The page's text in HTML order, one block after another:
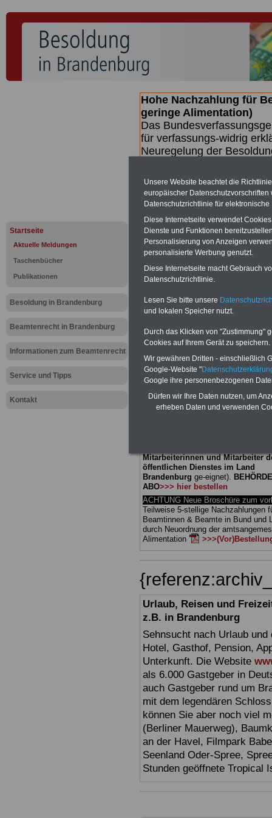
Startseite
Aktuelle Meldungen
Taschenbücher
Publikationen
Besoldung in Brandenburg
Beamtenrecht in Brandenburg
Informationen zum Beamtenrecht
Service und Tipps
Kontakt
Hohe Nachzahlung für
geringe Alimentation)
Das
für verfassungs-widrig
Neuregelung der
Nachzahlungen
Beamtezwischen mind.
SERVICE gibt hierzu
dem Beschluss des
wird (wahrscheinlich im
Broschüre.
Meldung
Lehrkräfte
25,00 Euro: Wissenswertes für
und Beamte, Beamten-
Mitarbeiterinnen und Mitarbeiter
öffentlichen Dienstes im Land
Brandenburg ge-eignet).
ABO>>> hier bestellen
ACHTUNG Neue Broschüre zum
Teilweise 5-stellige Nachzahlungen
Beamtinnen & Beamte in Bund und
durch Neuordnung der
Alimentation
Urlaub, Reisen und
z.B. in Brandenburg
Sehnsucht nach Urlaub
Hotel, Gasthof, Pension,
Unterkunft. Die Website
als 6.000 Gastgeber in
auch Gastgeber rund um
mit dem legendären
können Sie aber noch viel
(Berliner Mauerweg),
an der Havel, Filmpark
Seenland Oder-Spree,
Stunden geöffnete Tropical
Unsere Website beachtet die
europäischer
Datenschutzrichtlinie für
Diese Internetseite verwendet
Dienste und Funktionen
Personalisierung von Anzeigen
personalisierte Werbung genutzt.
Diese Internetseite macht Gebrauch
Datenschutzrichtlinie.
Lesen Sie bitte unsere
und lokalen Speicher nutzt.
Durch das Klicken von "Zustimmung"
Cookies auf Ihrem Gerät zu speichern.
Wir gewähren Dritten - einschließlich
Google-Website "
Google ihre personenbezogenen
Dürfen wir Ihre Daten nutzen, um
erheben Daten und verwenden